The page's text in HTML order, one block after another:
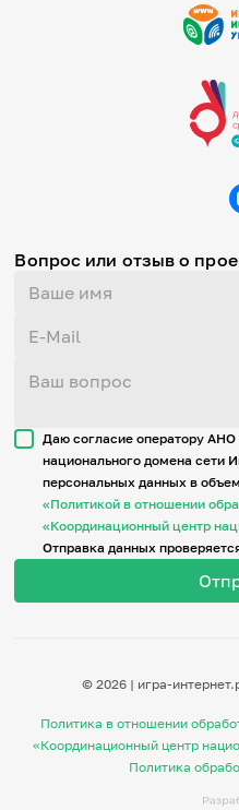
Вопрос или отзыв о
Даю согласие оператору
национального домена сети
персональных данных в
«Политикой в отношении
«Координационный центр
Отправка данных
© 2026 | игра-
Политика в отношении
«Координационный центр
Политика